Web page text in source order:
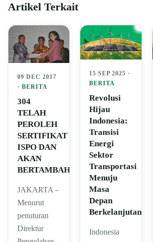
Artikel Terkait
09 DEC 2017
· BERITA
304
TELAH
PEROLEH
SERTIFIKAT
ISPO DAN
AKAN
BERTAMBAH
JAKARTA –
Menurut
penuturan
Direktur
15 SEP 2025 ·
BERITA
Revolusi
Hijau
Indonesia:
Transisi
Energi
Sektor
Transportasi
Menuju
Masa
Depan
Berkelanjutan
Indonesia